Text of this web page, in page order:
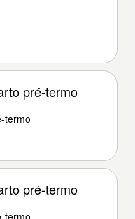
pré-termo
termo
pré-termo
termo